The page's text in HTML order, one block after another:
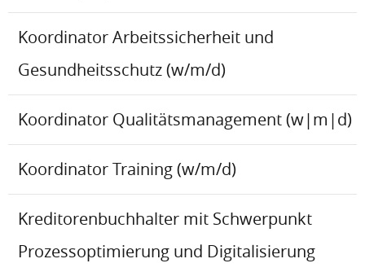
Koordinator Arbeitssicherheit und
Gesundheitsschutz (w/m/d)
Koordinator Qualitätsmanagement (w|m|d)
Koordinator Training (w/m/d)
Kreditorenbuchhalter mit Schwerpunkt
Prozessoptimierung und Digitalisierung